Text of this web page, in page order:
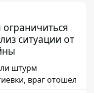
ситуации от
штурм
враг отошёл